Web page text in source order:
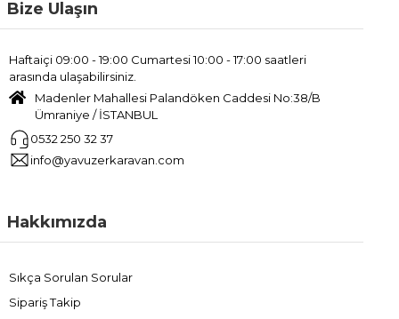
Bize Ulaşın
Haftaiçi 09:00 - 19:00 Cumartesi 10:00 - 17:00 saatleri
arasında ulaşabilirsiniz.
Madenler Mahallesi Palandöken Caddesi No:38/B
Ümraniye / İSTANBUL
0532 250 32 37
info@yavuzerkaravan.com
Hakkımızda
Sıkça Sorulan Sorular
Sipariş Takip